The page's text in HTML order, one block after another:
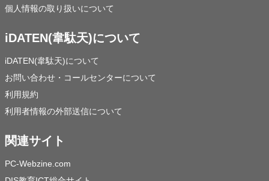
個人情報の取り扱いについて
iDATEN(韋駄天)について
iDATEN(韋駄天)について
お問い合わせ・コールセンターについて
利用規約
利用者情報の外部送信について
関連サイト
PC-Webzine.com